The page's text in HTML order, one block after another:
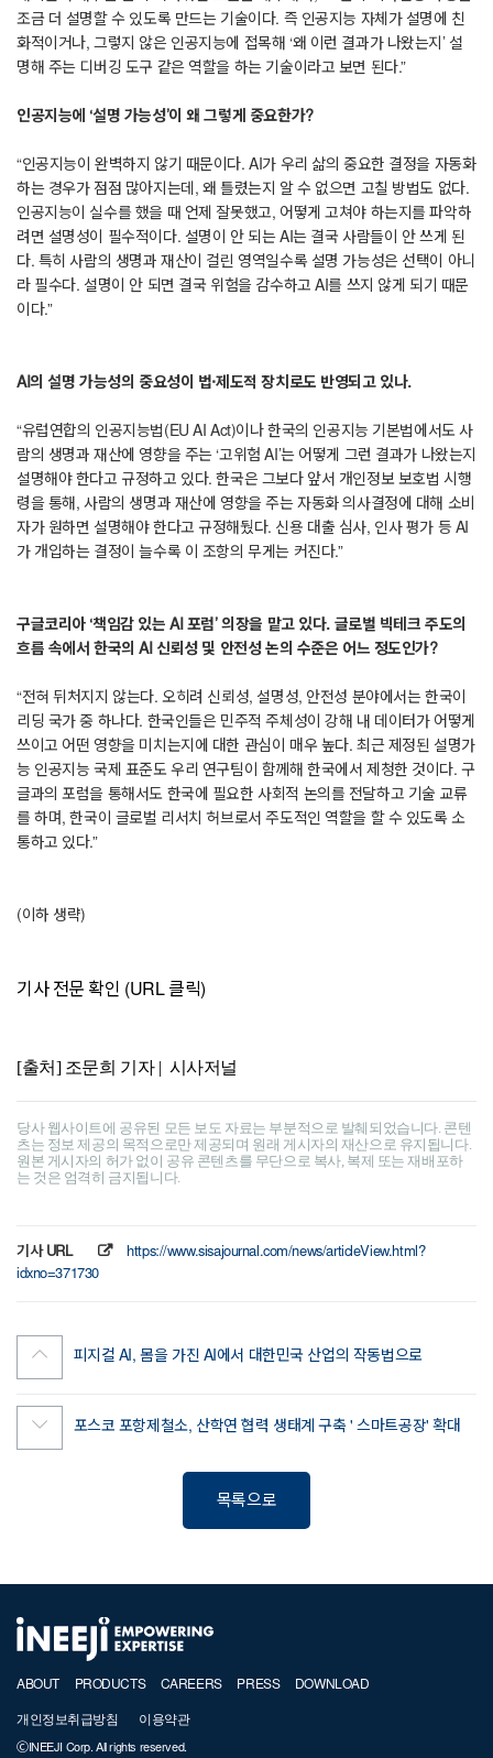
조금 더 설명할 수 있도록 만드는 기술이다. 즉 인공지능 자체가 설명에 친
화적이거나, 그렇지 않은 인공지능에 접목해 ‘왜 이런 결과가 나왔는지’ 설
명해 주는 디버깅 도구 같은 역할을 하는 기술이라고 보면 된다.”
인공지능에 ‘설명 가능성’이 왜 그렇게 중요한가?
“인공지능이 완벽하지 않기 때문이다. AI가 우리 삶의 중요한 결정을 자동화
하는 경우가 점점 많아지는데, 왜 틀렸는지 알 수 없으면 고칠 방법도 없다.
인공지능이 실수를 했을 때 언제 잘못했고, 어떻게 고쳐야 하는지를 파악하
려면 설명성이 필수적이다. 설명이 안 되는 AI는 결국 사람들이 안 쓰게 된
다. 특히 사람의 생명과 재산이 걸린 영역일수록 설명 가능성은 선택이 아니
라 필수다. 설명이 안 되면 결국 위험을 감수하고 AI를 쓰지 않게 되기 때문
이다.”
AI의 설명 가능성의 중요성이 법·제도적 장치로도 반영되고 있나.
“유럽연합의 인공지능법(EU AI Act)이나 한국의 인공지능 기본법에서도 사
람의 생명과 재산에 영향을 주는 ‘고위험 AI’는 어떻게 그런 결과가 나왔는지
설명해야 한다고 규정하고 있다. 한국은 그보다 앞서 개인정보 보호법 시행
령을 통해, 사람의 생명과 재산에 영향을 주는 자동화 의사결정에 대해 소비
자가 원하면 설명해야 한다고 규정해뒀다. 신용 대출 심사, 인사 평가 등 AI
가 개입하는 결정이 늘수록 이 조항의 무게는 커진다.”
구글코리아 ‘책임감 있는 AI 포럼’ 의장을 맡고 있다. 글로벌 빅테크 주도의
흐름 속에서 한국의 AI 신뢰성 및 안전성 논의 수준은 어느 정도인가?
“전혀 뒤처지지 않는다. 오히려 신뢰성, 설명성, 안전성 분야에서는 한국이
리딩 국가 중 하나다. 한국인들은 민주적 주체성이 강해 내 데이터가 어떻게
쓰이고 어떤 영향을 미치는지에 대한 관심이 매우 높다. 최근 제정된 설명가
능 인공지능 국제 표준도 우리 연구팀이 함께해 한국에서 제청한 것이다. 구
글과의 포럼을 통해서도 한국에 필요한 사회적 논의를 전달하고 기술 교류
를 하며, 한국이 글로벌 리서치 허브로서 주도적인 역할을 할 수 있도록 소
통하고 있다.”
(이하 생략)
기사 전문 확인 (URL 클릭)
[출처] 조문희 기자 | 시사저널
당사 웹사이트에 공유된 모든 보도 자료는 부분적으로 발췌되었습니다. 콘텐
츠는 정보 제공의 목적으로만 제공되며 원래 게시자의 재산으로 유지됩니다.
원본 게시자의 허가 없이 공유 콘텐츠를 무단으로 복사, 복제 또는 재배포하
는 것은 엄격히 금지됩니다.
기사 URL
https://www.sisajournal.com/news/articleView.html?
idxno=371730
피지컬 AI, 몸을 가진 AI에서 대한민국 산업의 작동법으로
포스코 포항제철소, 산학연 협력 생태계 구축 ' 스마트공장' 확대
목록으로
ABOUT PRODUCTS CAREERS PRESS DOWNLOAD
개인정보취급방침 이용약관
ⒸINEEJI Corp. All rights reserved.